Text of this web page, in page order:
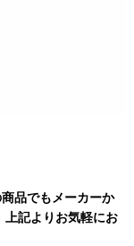
品でもメーカーか
上記よりお気軽にお